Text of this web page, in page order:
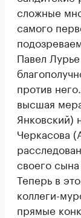
сложные
самого
Павел
против
высшая
Янковский)
Черкасова
своего
Теперь в
коллеги-
прямые